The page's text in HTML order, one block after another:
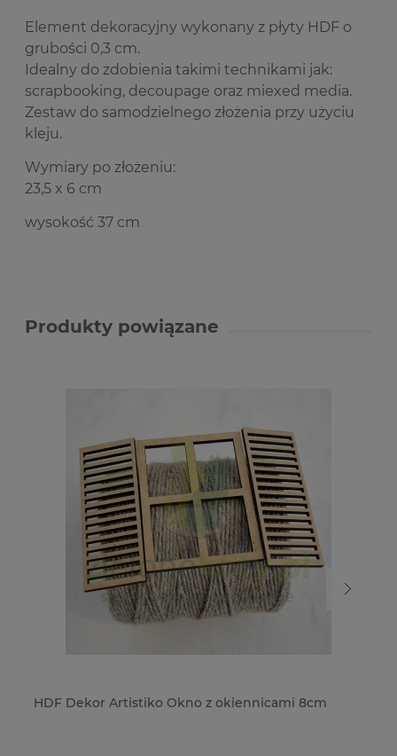
Element dekoracyjny wykonany z płyty HDF o
grubości 0,3 cm.
Idealny do zdobienia takimi technikami jak:
scrapbooking, decoupage oraz miexed media.
Zestaw do samodzielnego złożenia przy użyciu
kleju.
Wymiary po złożeniu:
23,5 x 6 cm
wysokość 37 cm
Produkty powiązane
HDF Dekor Artistiko Okno z okiennicami 8cm